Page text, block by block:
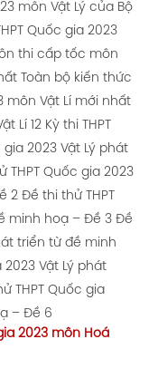
môn Vật Lý của Bộ
Quốc gia 2023
ôn thi cấp tốc môn
Toàn bộ kiến thức
môn Vật Lí mới nhất
Lí 12 Kỳ thi THPT
2023 Vật Lý phát
THPT Quốc gia 2023
2 Đề thi thử THPT
minh hoạ – Đề 3 Đề
triển từ đề minh
Vật Lý phát
THPT Quốc gia
– Đề 6
2023 môn Hoá